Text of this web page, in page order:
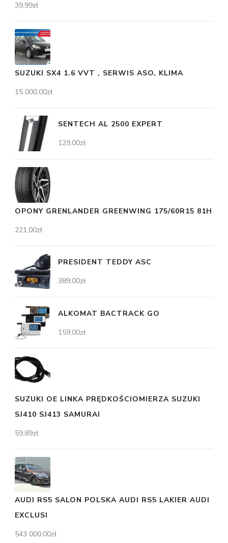
39,99zł
SUZUKI SX4 1.6 VVT , SERWIS ASO, KLIMA
15 000,00zł
SENTECH AL 2500 EXPERT
129,00zł
OPONY GRENLANDER GREENWING 175/60R15 81H
221,00zł
PRESIDENT TEDDY ASC
389,00zł
ALKOMAT BACTRACK GO
159,00zł
SUZUKI OE LINKA PRĘDKOŚCIOMIERZA SUZUKI
SJ410 SJ413 SAMURAI
59,89zł
AUDI RS5 SALON POLSKA AUDI RS5 LAKIER AUDI
EXCLUSI
543 000,00zł